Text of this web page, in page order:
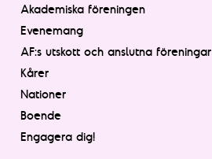
Akademiska föreningen
Evenemang
AF:s utskott och anslutna föreningar
Kårer
Nationer
Boende
Engagera dig!